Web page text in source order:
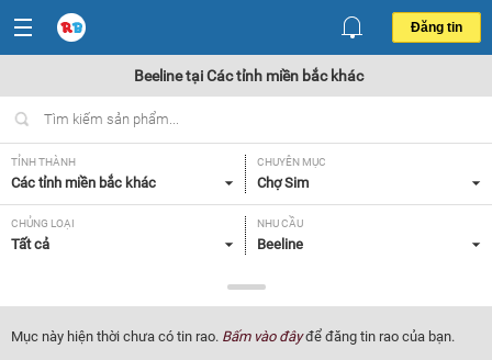
Đăng tin
Beeline tại Các tỉnh miền bắc khác
TỈNH THÀNH
Các tỉnh miền bắc khác
CHUYÊN MỤC
Chợ Sim
CHỦNG LOẠI
Tất cả
NHU CẦU
Beeline
Trên 200 triệu
Mục này hiện thời chưa có tin rao. Bấm vào đâyđể đăng tin rao của bạn.